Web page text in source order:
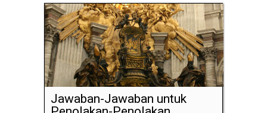
Jawaban-Jawaban untuk